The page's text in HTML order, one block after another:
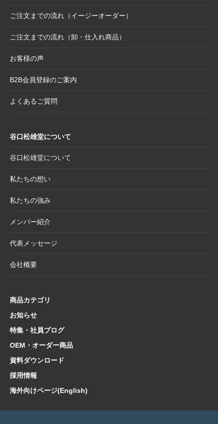
日付誤植に関するお詫びと交換対応のお知ら
2025.8.28 【和綴じノート】新柄発表
2025.8.21
2025.8.19
【新商品案内】躍進を呼び込む縁起物─2026
ダー受付開始
2025.6.11
【新商品】「日本画の巨匠たち」新作5アイテ
2025.3.14
2025.2.5
在庫限り終了商品のお知らせ【色紙 コットン
紙・型もの】
2025.1.21
【新商品案内】海外でも人気！和の魅力たっ
2025.1.10
【新商品案内】日本文化の粋を集めた心惹か
れるご朱印帳コレクション
ご注文までの流れ（イージーオーダー）
ご注文までの流れ（卸・仕入れ商品）
お客様の声
B2B会員登録のご案内
よくあるご質問
谷口松雄堂について
谷口松雄堂について
私たちの想い
私たちの強み
メンバー紹介
代表メッセージ
会社概要
商品カテゴリ
お知らせ
特集・社員ブログ
OEM・オーダー商品
資料ダウンロード
採用情報
海外向けページ(English)